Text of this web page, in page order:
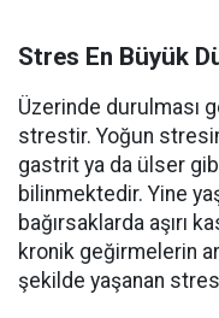
Stres En Büyük
Üzerinde durulması
strestir. Yoğun
gastrit ya da ülser
bilinmektedir. Yine
bağırsaklarda aşırı
kronik geğirmelerin
şekilde yaşanan